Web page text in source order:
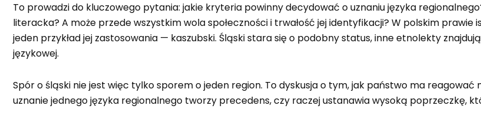
To prowadzi do kluczowego pytania: jakie kryteria powinny decydować o uznaniu języka
literacka? A może przede wszystkim wola społeczności i trwałość jej identyfikacji? W polskim
jeden przykład jej zastosowania — kaszubski. Śląski stara się o podobny status, inne etnolekty
językowej.
Spór o śląski nie jest więc tylko sporem o jeden region. To dyskusja o tym, jak państwo ma
uznanie jednego języka regionalnego tworzy precedens, czy raczej ustanawia wysoką poprzeczkę,